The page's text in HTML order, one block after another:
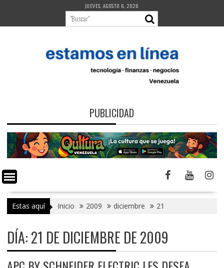
contenido
JUEVES, AGOSTO 6, 2026
PUBLICIDAD
Estas aquí Inicio 2009 diciembre 21
DÍA:21 DE DICIEMBRE DE 2009